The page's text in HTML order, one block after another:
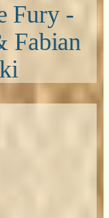
Fury -
Fabian